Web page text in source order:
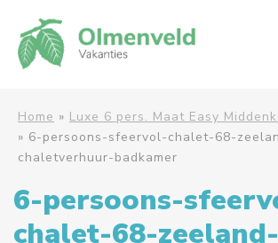
Home » Luxe 6 pers. Maat Easy
» 6-persoons-sfeervol-chalet-68-
chaletverhuur-badkamer
6-persoons-
chalet-68-zeeland-